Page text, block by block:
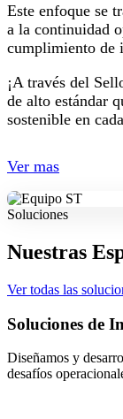
Este enfoque se
a la continuidad
cumplimiento de
¡A través del
de alto estándar
sostenible en
Ver mas
Soluciones
Nuestras
Ver todas las
Soluciones de
Diseñamos y
desafíos